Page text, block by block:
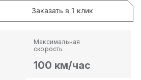
Заказать в 1 клик
Максимальная
скорость
100 км/час